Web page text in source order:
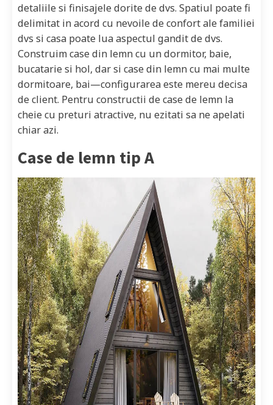
detaliile si finisajele dorite de dvs. Spatiul poate fi
delimitat in acord cu nevoile de confort ale familiei
dvs si casa poate lua aspectul gandit de dvs.
Construim case din lemn cu un dormitor, baie,
bucatarie si hol, dar si case din lemn cu mai multe
dormitoare, bai—configurarea este mereu decisa
de client. Pentru constructii de case de lemn la
cheie cu preturi atractive, nu ezitati sa ne apelati
chiar azi.
Case de lemn tip A